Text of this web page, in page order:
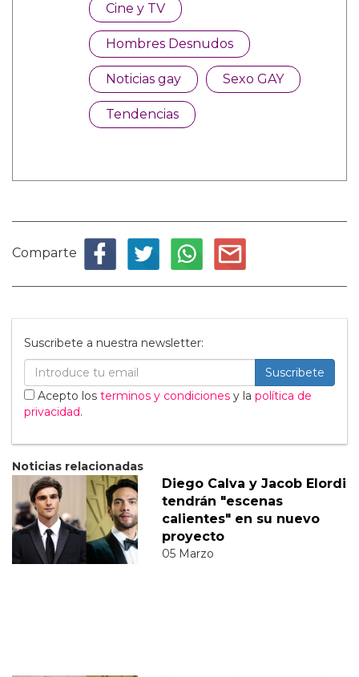
Cine y TV
Hombres Desnudos
Noticias gay Sexo GAY
Tendencias
Comparte
Suscribete a nuestra newsletter:
Suscribete
Acepto los terminos y condiciones y la política de
privacidad.
Noticias relacionadas
Diego Calva y Jacob Elordi
tendrán "escenas
calientes" en su nuevo
proyecto
05 Marzo